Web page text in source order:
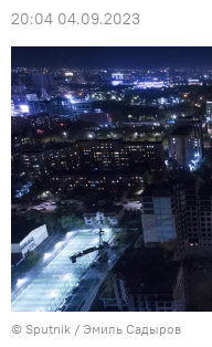
20:04 04.09.2023
© Sputnik / Эмиль Садыров